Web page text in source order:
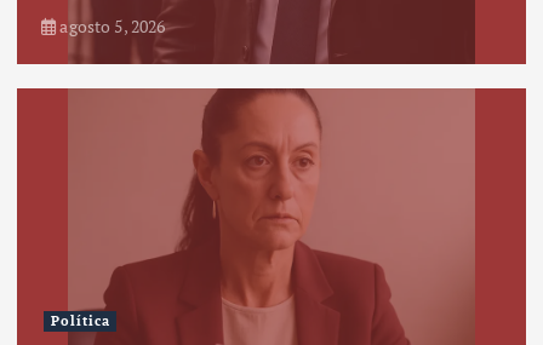
agosto 5, 2026
Política